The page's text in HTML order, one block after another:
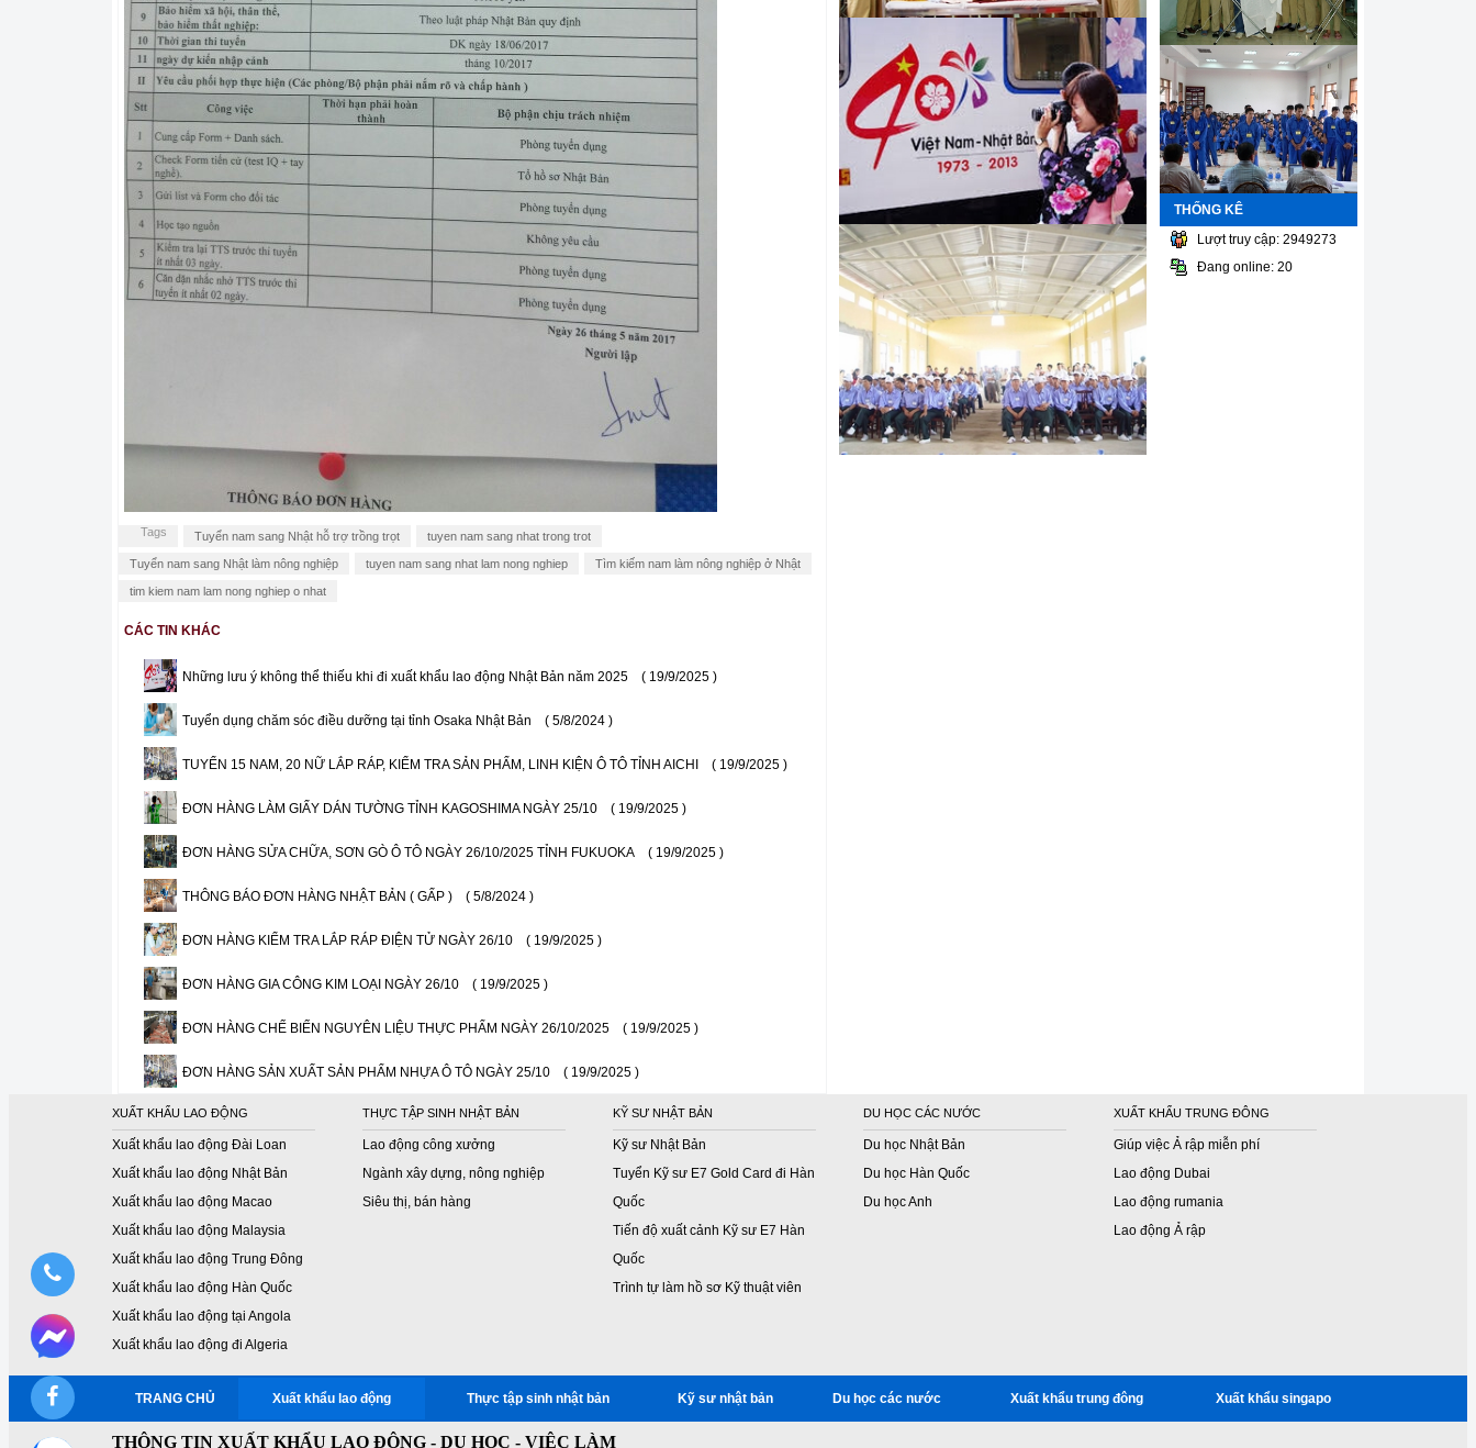
Tags Tuyển nam sang Nhật hỗ trợ trồng trọt tuyen nam sang nhat trong trot
Tuyển nam sang Nhật làm nông nghiệp tuyen nam sang nhat lam nong nghiep Tìm kiếm nam làm nông nghiệp ở Nhật
tim kiem nam lam nong nghiep o nhat
CÁC TIN KHÁC
Những lưu ý không thể thiếu khi đi xuất khẩu lao động Nhật Bản năm 2025 ( 19/9/2025 )
Tuyển dụng chăm sóc điều dưỡng tại tỉnh Osaka Nhật Bản ( 5/8/2024 )
TUYỂN 15 NAM, 20 NỮ LẮP RÁP, KIỂM TRA SẢN PHẨM, LINH KIỆN Ô TÔ TỈNH AICHI ( 19/9/2025 )
ĐƠN HÀNG LÀM GIẤY DÁN TƯỜNG TỈNH KAGOSHIMA NGÀY 25/10 ( 19/9/2025 )
ĐƠN HÀNG SỬA CHỮA, SƠN GÒ Ô TÔ NGÀY 26/10/2025 TỈNH FUKUOKA ( 19/9/2025 )
THÔNG BÁO ĐƠN HÀNG NHẬT BẢN ( GẤP ) ( 5/8/2024 )
ĐƠN HÀNG KIỂM TRA LẮP RÁP ĐIỆN TỬ NGÀY 26/10 ( 19/9/2025 )
ĐƠN HÀNG GIA CÔNG KIM LOẠI NGÀY 26/10 ( 19/9/2025 )
ĐƠN HÀNG CHẾ BIẾN NGUYÊN LIỆU THỰC PHẨM NGÀY 26/10/2025 ( 19/9/2025 )
ĐƠN HÀNG SẢN XUẤT SẢN PHẨM NHỰA Ô TÔ NGÀY 25/10 ( 19/9/2025 )
THỐNG KÊ
Lượt truy cập: 2949273
Đang online: 20
XUẤT KHẨU LAO ĐỘNG
Xuất khẩu lao động Đài Loan
Xuất khẩu lao động Nhật Bản
Xuất khẩu lao động Macao
Xuất khẩu lao động Malaysia
Xuất khẩu lao động Trung Đông
Xuất khẩu lao động Hàn Quốc
Xuất khẩu lao động tại Angola
Xuất khẩu lao động đi Algeria
THỰC TẬP SINH NHẬT BẢN
Lao động công xưởng
Ngành xây dựng, nông nghiệp
Siêu thị, bán hàng
KỸ SƯ NHẬT BẢN
Kỹ sư Nhật Bản
Tuyển Kỹ sư E7 Gold Card đi Hàn
Quốc
Tiến độ xuất cảnh Kỹ sư E7 Hàn
Quốc
Trình tự làm hồ sơ Kỹ thuật viên
DU HỌC CÁC NƯỚC
Du học Nhật Bản
Du học Hàn Quốc
Du học Anh
XUẤT KHẨU TRUNG ĐÔNG
Giúp việc Ả rập miễn phí
Lao động Dubai
Lao động rumania
Lao động Ả rập
TRANG CHỦ Xuất khẩu lao động Thực tập sinh nhật bản Kỹ sư nhật bản Du học các nước Xuất khẩu trung đông Xuất khẩu singapo
THÔNG TIN XUẤT KHẨU LAO ĐỘNG - DU HỌC - VIỆC LÀM